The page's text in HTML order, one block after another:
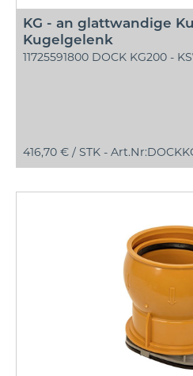
KG - an glattwandige
Kugelgelenk
11725591800 DOCK KG200 -
416,70 € / STK -